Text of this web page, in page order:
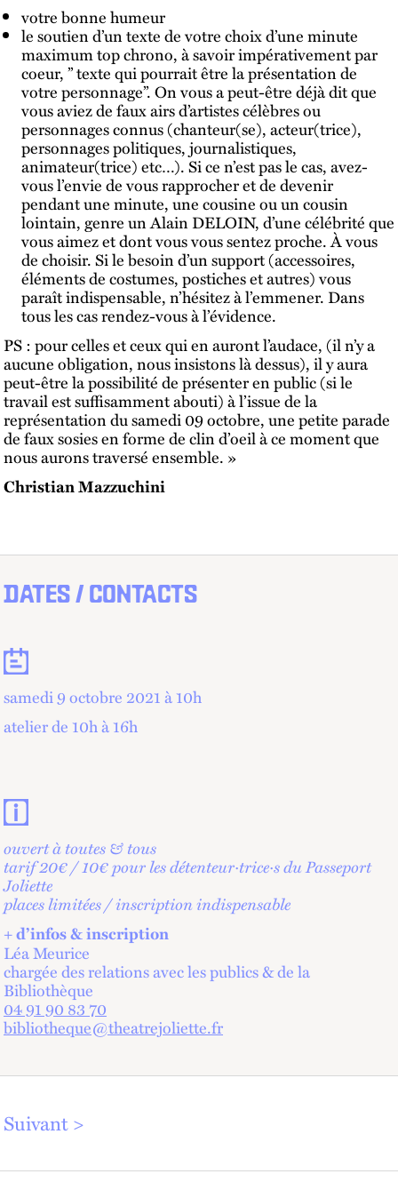
votre bonne humeur
le soutien d’un texte de votre choix d’une minute
maximum top chrono, à savoir impérativement par
coeur, ” texte qui pourrait être la présentation de
votre personnage”. On vous a peut-être déjà dit que
vous aviez de faux airs d’artistes célèbres ou
personnages connus (chanteur(se), acteur(trice),
personnages politiques, journalistiques,
animateur(trice) etc…). Si ce n’est pas le cas, avez-
vous l’envie de vous rapprocher et de devenir
pendant une minute, une cousine ou un cousin
lointain, genre un Alain DELOIN, d’une célébrité que
vous aimez et dont vous vous sentez proche. À vous
de choisir. Si le besoin d’un support (accessoires,
éléments de costumes, postiches et autres) vous
paraît indispensable, n’hésitez à l’emmener. Dans
tous les cas rendez-vous à l’évidence.
PS : pour celles et ceux qui en auront l’audace, (il n’y a
aucune obligation, nous insistons là dessus), il y aura
peut-être la possibilité de présenter en public (si le
travail est suffisamment abouti) à l’issue de la
représentation du samedi 09 octobre, une petite parade
de faux sosies en forme de clin d’oeil à ce moment que
nous aurons traversé ensemble. »
Christian Mazzuchini
DATES / CONTACTS
Dates
samedi 9 octobre 2021 à 10h
atelier de 10h à 16h
Contacts et informations pratiques
ouvert à toutes & tous
tarif 20€ / 10€ pour les détenteur·trice·s du Passeport
Joliette
places limitées / inscription indispensable
+ d’infos & inscription
Léa Meurice
chargée des relations avec les publics & de la
Bibliothèque
04 91 90 83 70
bibliotheque@theatrejoliette.fr
Suivant